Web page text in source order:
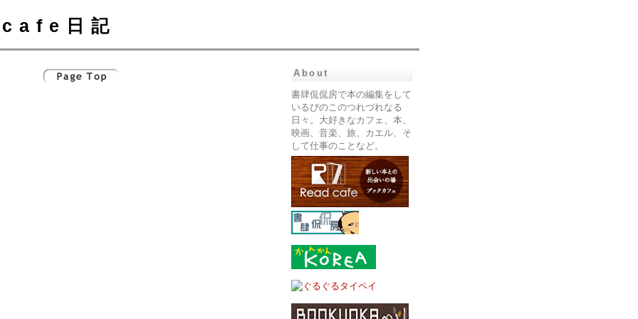
cafe日記
About
書肆侃侃房で本の編集をして
いるぴのこのつれづれなる
日々。大好きなカフェ、本、
映画、音楽、旅、カエル、そ
して仕事のことなど。